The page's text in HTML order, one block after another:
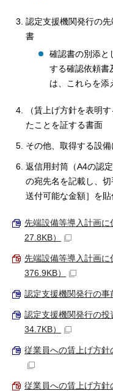
認定支援機関発行の
書
確認書の別添と
する確認依頼書
は、これらを添
（賃上げ方針を表明
たことを証する書面
その他、取得する設
返信用封筒（A4の認
の宛先名を記載し、
送付可能な金額］を貼
先端設備等導入計画
27.8KB）
先端設備等導入計画
376.9KB）
認定支援機関発行の事
認定支援機関発行の
34.7KB）
従業員への賃上げ方針
従業員への賃上げ方